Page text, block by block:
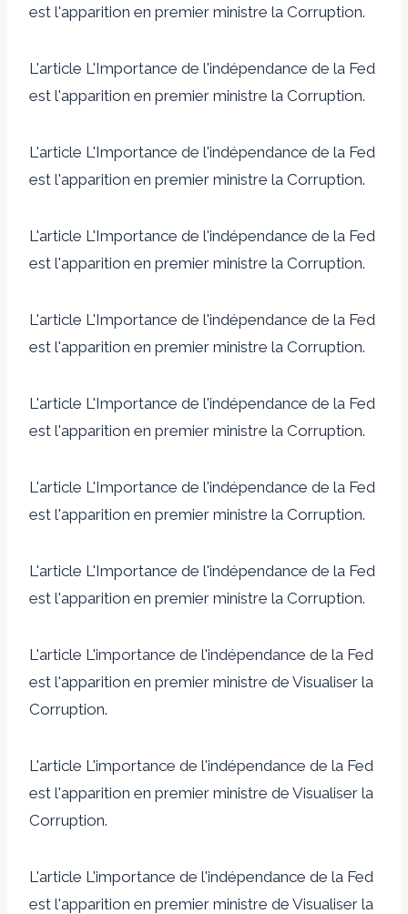
est l'apparition en premier ministre la Corruption.
L'article L'Importance de l'indépendance de la Fed
est l'apparition en premier ministre la Corruption.
L'article L'Importance de l'indépendance de la Fed
est l'apparition en premier ministre la Corruption.
L'article L'Importance de l'indépendance de la Fed
est l'apparition en premier ministre la Corruption.
L'article L'Importance de l'indépendance de la Fed
est l'apparition en premier ministre la Corruption.
L'article L'Importance de l'indépendance de la Fed
est l'apparition en premier ministre la Corruption.
L'article L'Importance de l'indépendance de la Fed
est l'apparition en premier ministre la Corruption.
L'article L'Importance de l'indépendance de la Fed
est l'apparition en premier ministre la Corruption.
L'article L'importance de l'indépendance de la Fed
est l'apparition en premier ministre de Visualiser la
Corruption.
L'article L'importance de l'indépendance de la Fed
est l'apparition en premier ministre de Visualiser la
Corruption.
L'article L'importance de l'indépendance de la Fed
est l'apparition en premier ministre de Visualiser la